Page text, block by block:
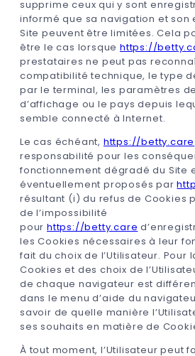
supprime ceux qui y sont
informé que sa navigation et son
Site peuvent être limitées. Cela
être le cas lorsquehttps://
prestataires ne peut pas
compatibilité technique, le type
par le terminal, les paramètres
d’affichage ou le pays depuis
semble connecté à Internet.
Le cas échéant, https://betty.care
responsabilité pour les
fonctionnement dégradé du Site
éventuellement proposés par
résultant (i) du refus de Cookies
de l’impossibilité
pour https://betty.care
les Cookies nécessaires à leur
fait du choix de l’Utilisateur. Pour
Cookies et des choix de
de chaque navigateur est
dans le menu d’aide du
savoir de quelle manière
ses souhaits en matière de
À tout moment, l’Utilisateur peut